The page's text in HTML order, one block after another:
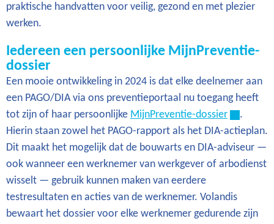
praktische handvatten voor veilig, gezond en met plezier
werken.
Iedereen een persoonlijke MijnPreventie-
dossier
Een mooie ontwikkeling in 2024 is dat elke deelnemer aan
een PAGO/DIA via ons preventieportaal nu toegang heeft
tot zijn of haar persoonlijke MijnPreventie-dossier
.
Hierin staan zowel het PAGO-rapport als het DIA-actieplan.
Dit maakt het mogelijk dat de bouwarts en DIA-adviseur —
ook wanneer een werknemer van werkgever of arbodienst
wisselt — gebruik kunnen maken van eerdere
testresultaten en acties van de werknemer. Volandis
bewaart het dossier voor elke werknemer gedurende zijn